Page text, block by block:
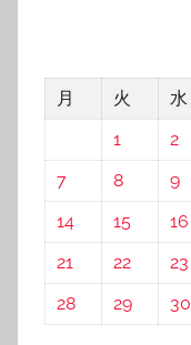
月
火 水
1
2
7
8 9
14
15 16
21
22 23
28
29 30